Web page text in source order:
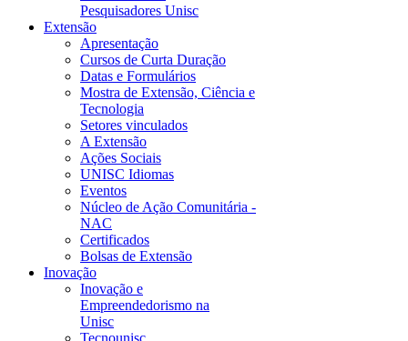
Pesquisadores Unisc
Extensão
Apresentação
Cursos de Curta Duração
Datas e Formulários
Mostra de Extensão, Ciência e
Tecnologia
Setores vinculados
A Extensão
Ações Sociais
UNISC Idiomas
Eventos
Núcleo de Ação Comunitária -
NAC
Certificados
Bolsas de Extensão
Inovação
Inovação e
Empreendedorismo na
Unisc
Tecnounisc